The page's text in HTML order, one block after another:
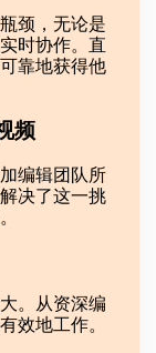
颈，无论是
时协作。直
靠地获得他
频
编辑团队所
决了这一挑
。从资深编
效地工作。